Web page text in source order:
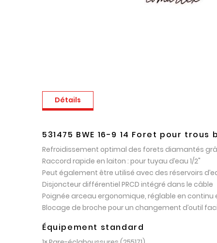
Détails
531475 BWE 16-9 14 Foret pour
Refroidissement optimal des forets diamantés
Raccord rapide en laiton : pour tuyau d’eau 1/2"
Peut également être utilisé avec des réservoirs
Disjoncteur différentiel PRCD intégré dans le câble
Poignée arceau ergonomique, réglable en
Blocage de broche pour un changement d’outil
Équipement standard